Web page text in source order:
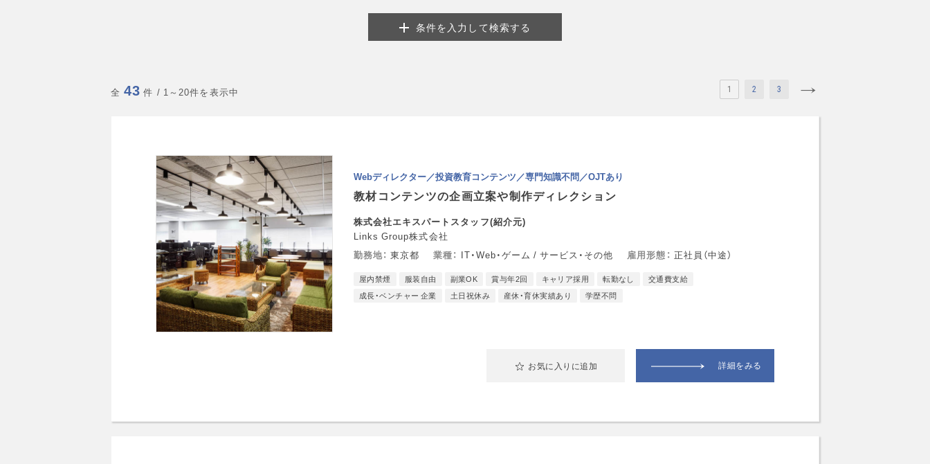
条件を入力して検索する
全 43 件 / 1～20件を表示中 1 2 3
Webディレクター／投資教育コンテンツ／専門知識不問／OJTあり
教材コンテンツの企画立案や制作ディレクション
株式会社エキスパートスタッフ(紹介元)
Links Group株式会社
勤務地 東京都 業種 IT・Web・ゲーム / サービス・その他 雇用形態 正社員（中途）
屋内禁煙 服装自由 副業OK 賞与年2回 キャリア採用 転勤なし
交通費支給
成長・ベンチャー 企業
土日祝休み 産休・育休実績あり 学歴不問
詳細をみる
お気に入りに追加